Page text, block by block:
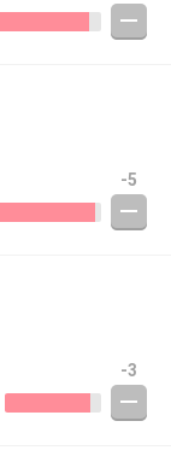
-5
-3